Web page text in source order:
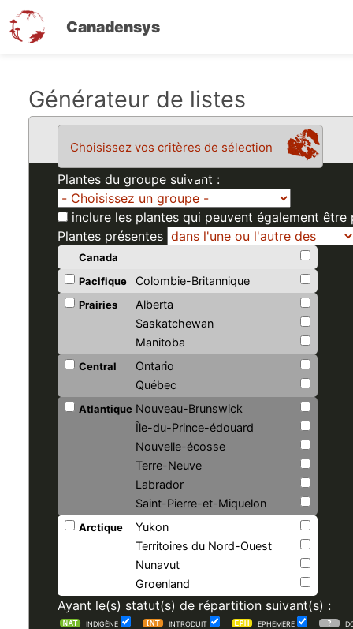
Canadensys
Générateur de listes
Choisissez vos critères de sélection
Plantes du groupe suivant :
inclure les plantes qui peuvent également
Plantes présentes
Canada
Pacifique
Colombie-Britannique
Prairies
Alberta
Saskatchewan
Manitoba
Central
Ontario
Québec
Atlantique Nouveau-Brunswick
Île-du-Prince-édouard
Nouvelle-écosse
Terre-Neuve
Labrador
Saint-Pierre-et-Miquelon
Arctique
Yukon
Territoires du Nord-Ouest
Nunavut
Groenland
Ayant le(s) statut(s) de répartition suivant(s) :
INDIGÈNE INTRODUIT EPHEMÈRE